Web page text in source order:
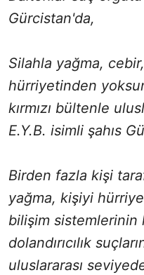
Gürcistan'da,
Silahla yağma,
hürriyetinden
kırmızı bültenle
E.Y.B. isimli şahıs
Birden fazla kişi
yağma, kişiyi
bilişim sistemlerinin
dolandırıcılık
uluslararası